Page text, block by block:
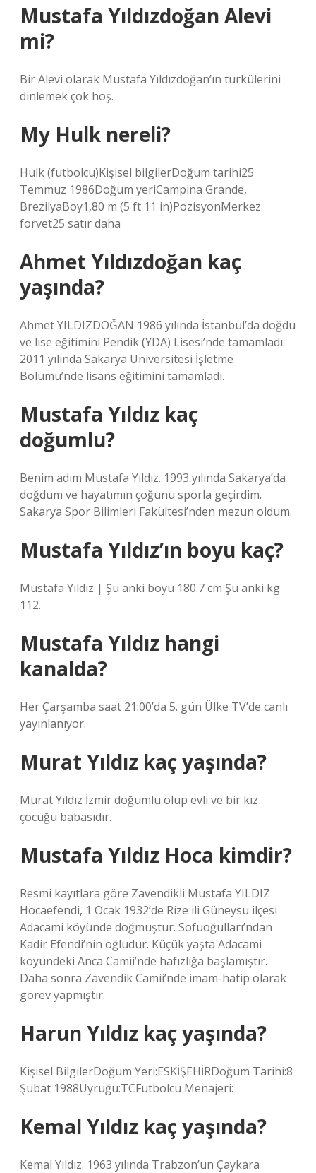
Mustafa Yıldızdoğan Alevi
mi?
Bir Alevi olarak Mustafa Yıldızdoğan’ın türkülerini
dinlemek çok hoş.
My Hulk nereli?
Hulk (futbolcu)Kişisel bilgilerDoğum tarihi25
Temmuz 1986Doğum yeriCampina Grande,
BrezilyaBoy1,80 m (5 ft 11 in)PozisyonMerkez
forvet25 satır daha
Ahmet Yıldızdoğan kaç
yaşında?
Ahmet YILDIZDOĞAN 1986 yılında İstanbul’da doğdu
ve lise eğitimini Pendik (YDA) Lisesi’nde tamamladı.
2011 yılında Sakarya Üniversitesi İşletme
Bölümü’nde lisans eğitimini tamamladı.
Mustafa Yıldız kaç
doğumlu?
Benim adım Mustafa Yıldız. 1993 yılında Sakarya’da
doğdum ve hayatımın çoğunu sporla geçirdim.
Sakarya Spor Bilimleri Fakültesi’nden mezun oldum.
Mustafa Yıldız’ın boyu kaç?
Mustafa Yıldız | Şu anki boyu 180.7 cm Şu anki kg
112.
Mustafa Yıldız hangi
kanalda?
Her Çarşamba saat 21:00’da 5. gün Ülke TV’de canlı
yayınlanıyor.
Murat Yıldız kaç yaşında?
Murat Yıldız İzmir doğumlu olup evli ve bir kız
çocuğu babasıdır.
Mustafa Yıldız Hoca kimdir?
Resmi kayıtlara göre Zavendikli Mustafa YILDIZ
Hocaefendi, 1 Ocak 1932’de Rize ili Güneysu ilçesi
Adacami köyünde doğmuştur. Sofuoğulları’ndan
Kadir Efendi’nin oğludur. Küçük yaşta Adacami
köyündeki Anca Camii’nde hafızlığa başlamıştır.
Daha sonra Zavendik Camii’nde imam-hatip olarak
görev yapmıştır.
Harun Yıldız kaç yaşında?
Kişisel BilgilerDoğum Yeri:ESKİŞEHİRDoğum Tarihi:8
Şubat 1988Uyruğu:TCFutbolcu Menajeri:
Kemal Yıldız kaç yaşında?
Kemal Yıldız. 1963 yılında Trabzon’un Çaykara